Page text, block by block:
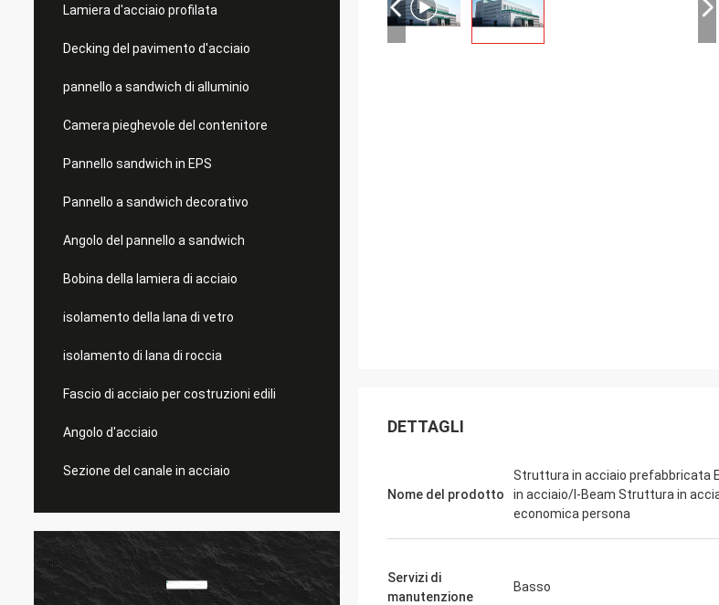
Lamiera d'acciaio profilata
Decking del pavimento d'acciaio
pannello a sandwich di alluminio
Camera pieghevole del contenitore
Pannello sandwich in EPS
Pannello a sandwich decorativo
Angolo del pannello a sandwich
Bobina della lamiera di acciaio
isolamento della lana di vetro
isolamento di lana di roccia
Fascio di acciaio per costruzioni edili
Angolo d'acciaio
Sezione del canale in acciaio
DETTAGLI
Nome del prodotto
Struttura in acciaio prefabbricata
in acciaio/I-Beam Struttura in
economica persona
Servizi di
manutenzione
Basso